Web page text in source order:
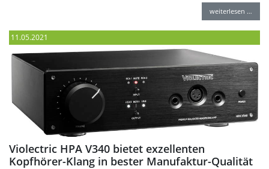
weiterlesen …
11.05.2021
Violectric HPA V340 bietet exzellenten
Kopfhörer-Klang in bester Manufaktur-Qualität